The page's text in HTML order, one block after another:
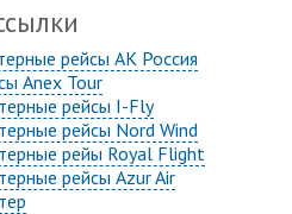
рейсы АК Россия
Anex Tour
рейсы I-Fly
рейсы Nord Wind
рейы Royal Flight
рейсы Azur Air